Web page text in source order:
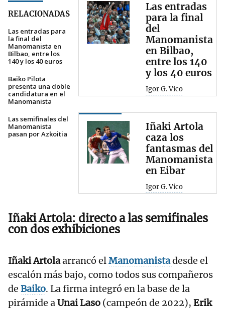
RELACIONADAS
Las entradas para
la final del
Manomanista en
Bilbao, entre los
140 y los 40 euros
Baiko Pilota
presenta una doble
candidatura en el
Manomanista
Las semifinales del
Manomanista
pasan por Azkoitia
Las entradas
para la final
del
Manomanista
en Bilbao,
entre los 140
y los 40 euros
Igor G. Vico
Iñaki Artola
caza los
fantasmas del
Manomanista
en Eibar
Igor G. Vico
Iñaki Artola: directo a las semifinales
con dos exhibiciones
Iñaki Artolaarrancó elManomanistadesde el
escalón más bajo, como todos sus compañeros
de Baiko. La firma integró en la base de la
pirámide aUnai Laso (campeón de 2022), Erik